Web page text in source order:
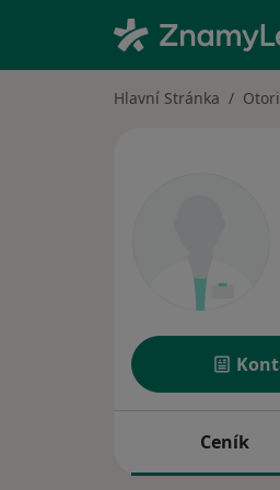
Hlavní Stránka
Ceník